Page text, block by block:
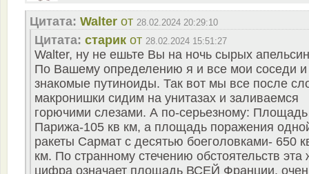
Цитата: Walter от 28.02.2024 20:29:10
Цитата: старик от 28.02.2024 15:51:27
Walter, ну не ешьте Вы на ночь сырых
По Вашему определению я и все мои соседи и
знакомые путиноиды. Так вот мы все после
макронишки сидим на унитазах и заливаемся
горючими слезами. А по-серьезному: Площадь
Парижа-105 кв км, а площадь поражения
ракеты Сармат с десятью боеголовками- 650
км. По странному стечению обстоятельств эта
цифра означает площадь ВСЕЙ Франции,